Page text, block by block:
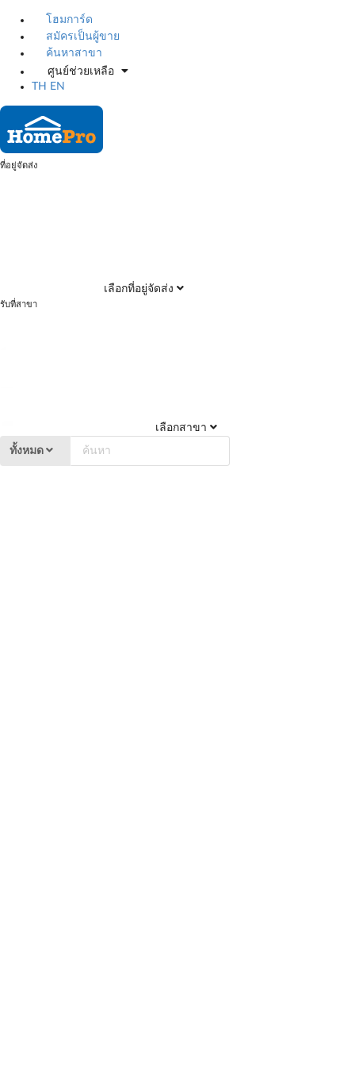
โฮมการ์ด
สมัครเป็นผู้ขาย
ค้นหาสาขา
ศูนย์ช่วยเหลือ
TH
EN
ที่อยู่จัดส่ง
เลือกที่อยู่จัดส่ง
รับที่สาขา
เลือกสาขา
ทั้งหมด